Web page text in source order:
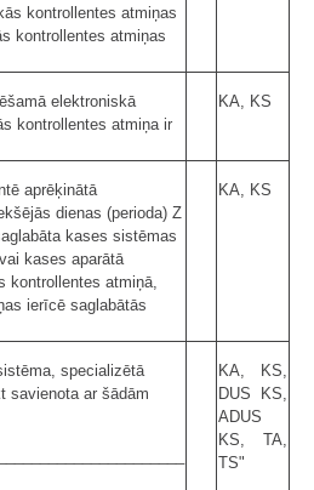
kontrollentes atmiņas
kontrollentes atmiņas
elektroniskā
kontrollentes atmiņa ir
KA, KS
aprēķinātā
dienas (perioda) Z
kases sistēmas
kases aparātā
kontrollentes atmiņā,
ierīcē saglabātās
KA, KS
specializētā
savienota ar šādām
KA, KS,
DUS KS,
ADUS
KS, TA,
TS"